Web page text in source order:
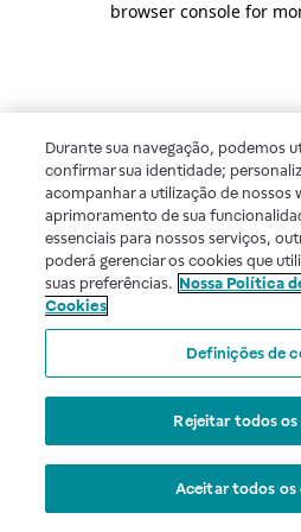
browser console for
Durante sua navegação, podemos
confirmar sua identidade;
acompanhar a utilização de nossos
aprimoramento de sua
essenciais para nossos serviços,
poderá gerenciar os cookies que
suas preferências. Nossa Política
Cookies
Definições de
Rejeitar todos os
Aceitar todos os